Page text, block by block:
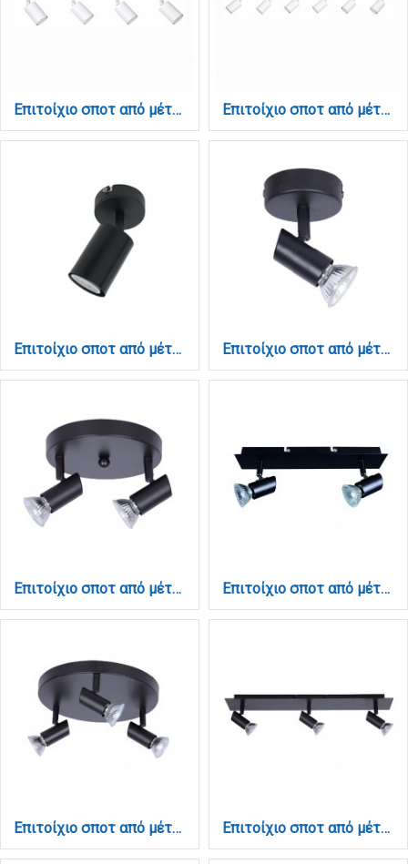
Επιτοίχιο σποτ από μέταλλο σε λευκή απόχρωση 4XGU10 D:70cm (9086-4) Επιτοίχιο σποτ από μέταλλο σε λευκή απόχρωση 6XGU10 D:110cm (9086-6)
Επιτοίχιο σποτ από μέταλλο σε μαύρη απόχρωση 1XGU10 D:15cm (9081-1) Επιτοίχιο σποτ από μέταλλο σε μαύρη απόχρωση 1XGU10 D:8cm (9077-1Φ-Μαύρο)
Επιτοίχιο σποτ από μέταλλο σε μαύρη απόχρωση 2XGU10 D:17cm (9077-2Φ-Μαύρο) Επιτοίχιο σποτ από μέταλλο σε μαύρη απόχρωση 2XGU10 D:25cm (9078-2Φ-Μαύρο)
Επιτοίχιο σποτ από μέταλλο σε μαύρη απόχρωση 3XGU10 D:25cm (9077-3Φ-Μαύρο) Επιτοίχιο σποτ από μέταλλο σε μαύρη απόχρωση 3XGU10 D:32cm (9078-3Φ-Μαύρο)